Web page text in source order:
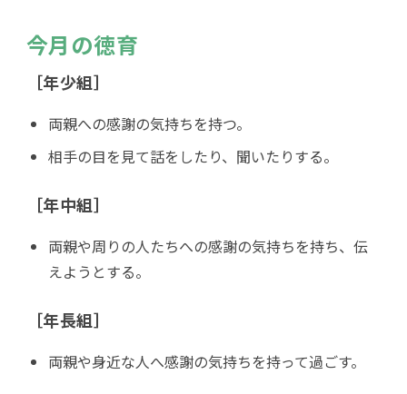
今月の徳育
［年少組］
両親への感謝の気持ちを持つ。
相手の目を見て話をしたり、聞いたりする。
［年中組］
両親や周りの人たちへの感謝の気持ちを持ち、伝
えようとする。
［年長組］
両親や身近な人へ感謝の気持ちを持って過ごす。